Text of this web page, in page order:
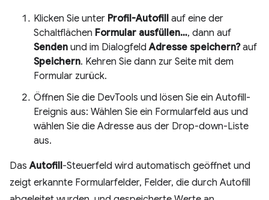
Klicken Sie unter Profil-Autofill auf eine der
Schaltflächen Formular ausfüllen…, dann auf
Senden und im DialogfeldAdresse speichern?auf
Speichern. Kehren Sie dann zur Seite mit dem
Formular zurück.
Öffnen Sie die DevTools und lösen Sie ein Autofill-
Ereignis aus: Wählen Sie ein Formularfeld aus und
wählen Sie die Adresse aus der Drop-down-Liste
aus.
DasAutofill-Steuerfeld wird automatisch geöffnet und
zeigt erkannte Formularfelder, Felder, die durch Autofill